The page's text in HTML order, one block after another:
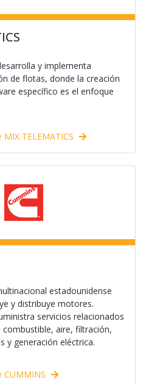
y implementa
de flotas, donde la creación
específico es el enfoque
TELEMATICS
estadounidense
y distribuye motores.
servicios relacionados
aire, filtración,
y generación eléctrica.
CUMMINS